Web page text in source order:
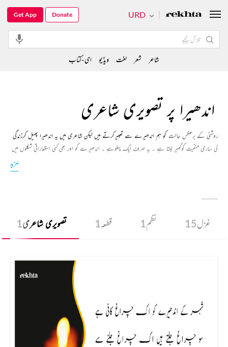
اندھیرا پر تصویری شاعری
روشنی کے برعکس حالت کو ہم اندھیرے سے تعبیرکرتے ہیں لیکن شاعری میں یہ اندھیرا پھیل کرزندگی
کی ساری منفیت کوگھیر لیتا ہے ۔ یہ صرف ایک پہلوہے ۔ اندھیرے کو اور بھی کئی استعاراتی شکلوں میں
استعال کیا گیا ہے ۔ بعض جگہوں پریہی اندھیراجدید زندگی کی خیرہ کن روشنی کے مقابلے میں ایک طاقتمزید
غزل15 نظم1 قطعہ1 تصویری شاعری1
URD
Get App Donate
شاعر شعر لغت ویڈیو ای-کتاب